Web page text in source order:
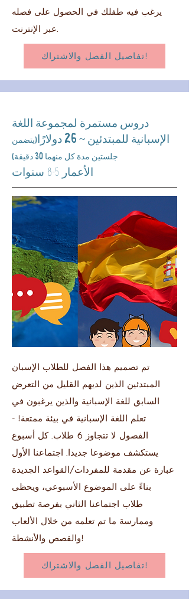
يرغب فيه طفلك في الحصول على فصله
عبر الإنترنت.
تفاصيل الفصل والاشتراك!
دروس مستمرة لمجموعة اللغة
الإسبانية للمبتدئين ~ 26 دولارًا
(يتضمن
جلستين مدة كل منهما 30 دقيقة)
الأعمار 5-8 سنوات
تم تصميم هذا الفصل للطلاب الإسبان
المبتدئين الذين لديهم القليل من التعرض
السابق للغة الإسبانية والذين يرغبون في
تعلم اللغة الإسبانية في بيئة ممتعة! -
الفصول لا تتجاوز 6 طلاب. كل أسبوع
يستكشف موضوعا جديدا. اجتماعنا الأول
عبارة عن مقدمة للمفردات/القواعد الجديدة
بناءً على الموضوع الأسبوعي، ويحظى
طلاب اجتماعنا الثاني بفرصة تطبيق
وممارسة ما تم تعلمه من خلال الألعاب
والقصص والأنشطة!
تفاصيل الفصل والاشتراك!